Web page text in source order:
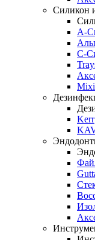
Силикон
A-
C-
Kerr